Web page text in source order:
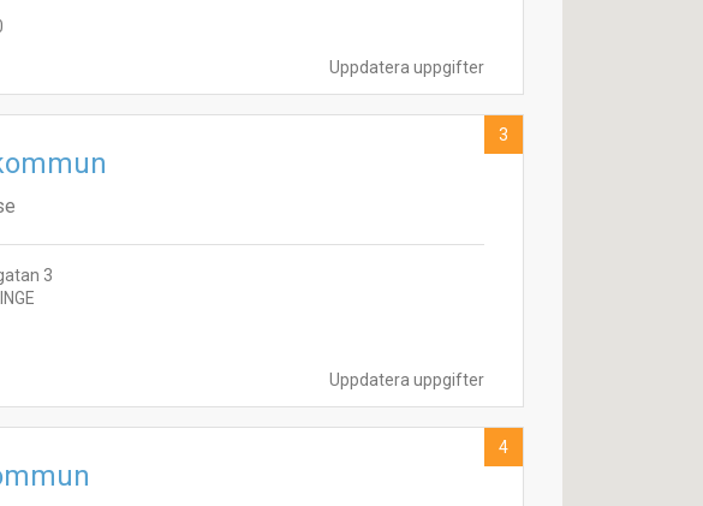
Uppdatera uppgifter
Uppdatera uppgifter
3
3
4